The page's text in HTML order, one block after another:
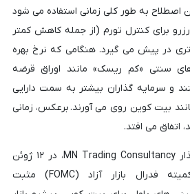
اصطلاح به طور کلی زمانی استفاده می شود
برای کنترل تورم (از جمله کاهش کمتر
تری در پیش می گیرد. هنگامی که نرخ بهره
سنتی «کم ریسک» مانند اوراق قرضه
و سرمایه گذاران بیشتر به سمت دارایی
بیت کوین روی می آورند. برعکس، زمانی
اتفاق می افتد.
مایکل ون ده پوپ، بنیانگذار MN Trading Consultancy، در ۱۲ ژوئن
نوشت: «لحن تهاجمی کمیته فدرال بازار آزاد (FOMC) مثبت